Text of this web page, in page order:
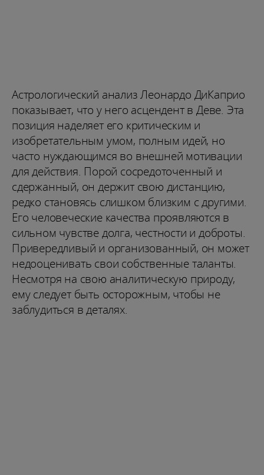
Астрологический анализ Леонардо ДиКаприо
показывает, что у него асцендент в Деве. Эта
позиция наделяет его критическим и
изобретательным умом, полным идей, но
часто нуждающимся во внешней мотивации
для действия. Порой сосредоточенный и
сдержанный, он держит свою дистанцию,
редко становясь слишком близким с другими.
Его человеческие качества проявляются в
сильном чувстве долга, честности и доброты.
Привередливый и организованный, он может
недооценивать свои собственные таланты.
Несмотря на свою аналитическую природу,
ему следует быть осторожным, чтобы не
заблудиться в деталях.